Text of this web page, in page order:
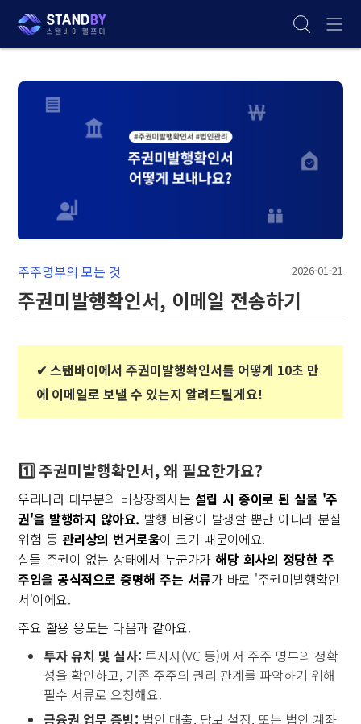
주권미발행확인서, 이메일 전송하기
주주명부의 모든 것 2026-01-21
✔︎ 스탠바이에서 주권미발행확인서를 어떻게 10초 만
에 이메일로 보낼 수 있는지 알려드릴게요!
1️⃣ 주권미발행확인서, 왜 필요한가요?
우리나라 대부분의 비상장회사는 설립 시 종이로 된 실물 '주
권'을 발행하지 않아요. 발행 비용이 발생할 뿐만 아니라 분실
위험 등 관리상의 번거로움이 크기 때문이에요.
실물 주권이 없는 상태에서 누군가가해당 회사의 정당한 주
주임을 공식적으로 증명해 주는 서류가 바로 '주권미발행확인
서'이에요.
주요 활용 용도는 다음과 같아요.
투자 유치 및 실사: 투자사(VC 등)에서 주주 명부의 정확
성을 확인하고, 기존 주주의 권리 관계를 파악하기 위해
필수 서류로 요청해요.
금융권 업무 증빙: 법인 대출, 담보 설정, 또는 법인 계좌